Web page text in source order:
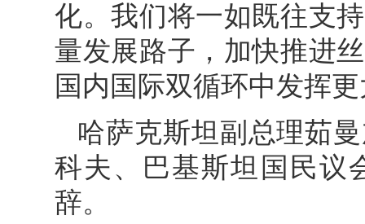
化。我们将一如既往支
量发展路子，加快推进
国内国际双循环中发挥
哈萨克斯坦副总理茹
科夫、巴基斯坦国民议
辞。